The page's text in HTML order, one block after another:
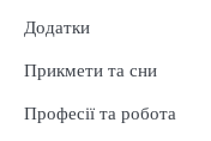
Додатки
Прикмети та сни
Професії та робота